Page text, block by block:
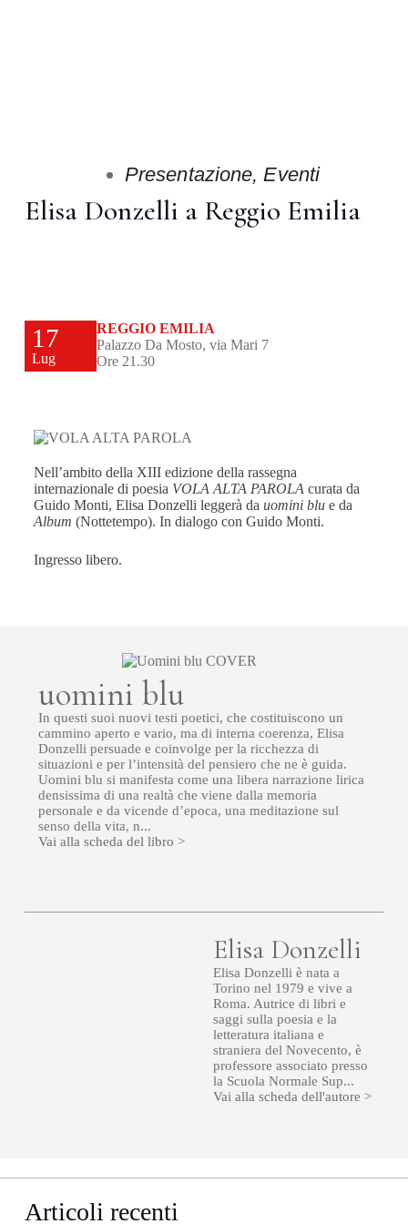
Presentazione,Eventi
Elisa Donzelli a Reggio Emilia
17
Lug
REGGIO EMILIA
Palazzo Da Mosto, via Mari 7
Ore 21.30
Nell’ambito della XIII edizione della rassegna
internazionale di poesia VOLA ALTA PAROLA curata da
Guido Monti, Elisa Donzelli leggerà da uomini blue da
Album (Nottetempo). In dialogo con Guido Monti.
Ingresso libero.
uomini blu
In questi suoi nuovi testi poetici, che costituiscono un
cammino aperto e vario, ma di interna coerenza, Elisa
Donzelli persuade e coinvolge per la ricchezza di
situazioni e per l’intensità del pensiero che ne è guida.
Uomini blu si manifesta come una libera narrazione lirica
densissima di una realtà che viene dalla memoria
personale e da vicende d’epoca, una meditazione sul
senso della vita, n...
Vai alla scheda del libro >
Elisa Donzelli
Elisa Donzelli è nata a
Torino nel 1979 e vive a
Roma. Autrice di libri e
saggi sulla poesia e la
letteratura italiana e
straniera del Novecento, è
professore associato presso
la Scuola Normale Sup...
Vai alla scheda dell'autore >
Articoli recenti